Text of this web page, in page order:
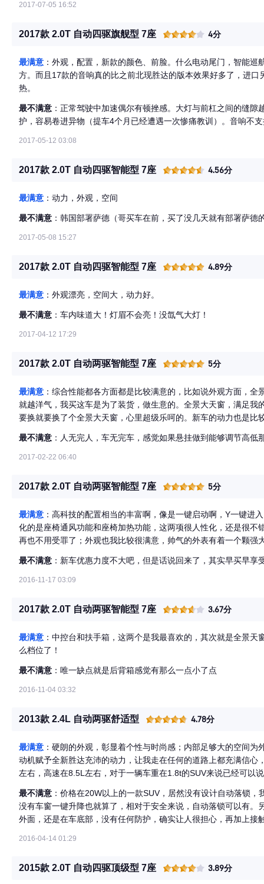
2017-07-05 16:52
2017款 2.0T 自动四驱旗舰型 7座 4分
最满意 ：外观，配置，新款的颜色、前脸。什么电动尾门，智能
方。而且17款的音响真的比之前北现胜达的版本效果好多了，进
热。
最不满意 ：正常驾驶中加速偶尔有顿挫感。大灯与前杠之间的缝
护，容易卷进异物（提车4个月已经遭遇一次惨痛教训）。音响不
2017-05-12 03:08
2017款 2.0T 自动四驱智能型 7座 4.56分
最满意 ：动力，外观，空间
最不满意 ：韩国部署萨德（哥买车在前，买了没几天就有部署萨德
2017-05-08 15:27
2017款 2.0T 自动四驱智能型 7座 4.89分
最满意 ：外观漂亮，空间大，动力好。
最不满意 ：车内味道大！灯眉不会亮！没氙气大灯！
2017-04-12 17:29
2017款 2.0T 自动两驱智能型 7座 5分
最满意 ：综合性能都各方面都是比较满意的，比如说外观方面，
就越洋气，我买这车是为了装货，做生意的。全景大天窗，满足我
要换就要换了个全景大天窗，心里超级乐呵的。新车的动力也是比
最不满意 ：人无完人，车无完车，感觉如果悬挂做到能够调节高低
2017-02-22 06:40
2017款 2.0T 自动两驱智能型 7座 5分
最满意 ：高科技的配置相当的丰富啊，像是一键启动啊，Y一键进
化的是座椅通风功能和座椅加热功能，这两项很人性化，还是很不
再也不用受罪了；外观也我比较很满意，帅气的外表有着一个颗强
最不满意 ：新车优惠力度不大吧，但是话说回来了，其实早买早享
2016-11-17 03:09
2017款 2.0T 自动两驱智能型 7座 3.67分
最满意 ：中控台和扶手箱，这两个是我最喜欢的，其次就是全景
么档位了！
最不满意 ：唯一缺点就是后背箱感觉有那么一点小了点
2016-11-04 03:32
2013款 2.4L 自动两驱舒适型 4.78分
最满意 ：硬朗的外观，彰显着个性与时尚感；内部足够大的空间
动机赋予全新胜达充沛的动力，让我走在任何的道路上都充满信心
左右，高速在8.5L左右，对于一辆车重在1.8t的SUV来说已经可以
最不满意 ：价格在20W以上的一款SUV，居然没有设计自动落锁
没有车窗一键升降也就算了，相对于安全来说，自动落锁可以有。
外面，还是在车底部，没有任何防护，确实让人很担心，再加上接
2016-04-14 01:29
2015款 2.0T 自动四驱顶级型 7座 3.89分